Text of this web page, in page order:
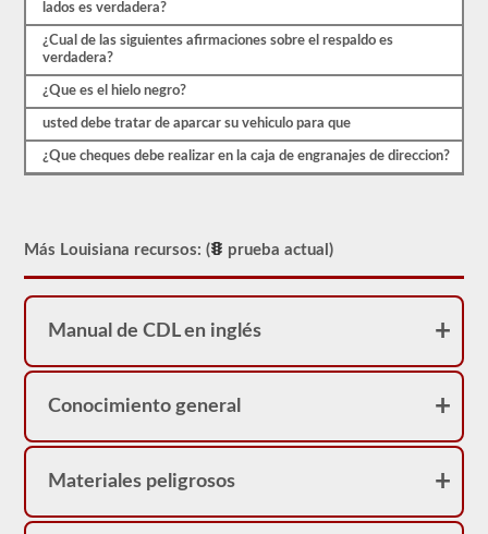
lados es verdadera?
¿Cual de las siguientes afirmaciones sobre el respaldo es
verdadera?
¿Que es el hielo negro?
usted debe tratar de aparcar su vehiculo para que
¿Que cheques debe realizar en la caja de engranajes de direccion?
Más Louisiana recursos: ( prueba actual)
Manual de CDL en inglés
Conocimiento general
Materiales peligrosos